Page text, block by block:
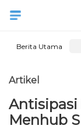
Berita Utama
Artikel
Antisipasi
Menhub